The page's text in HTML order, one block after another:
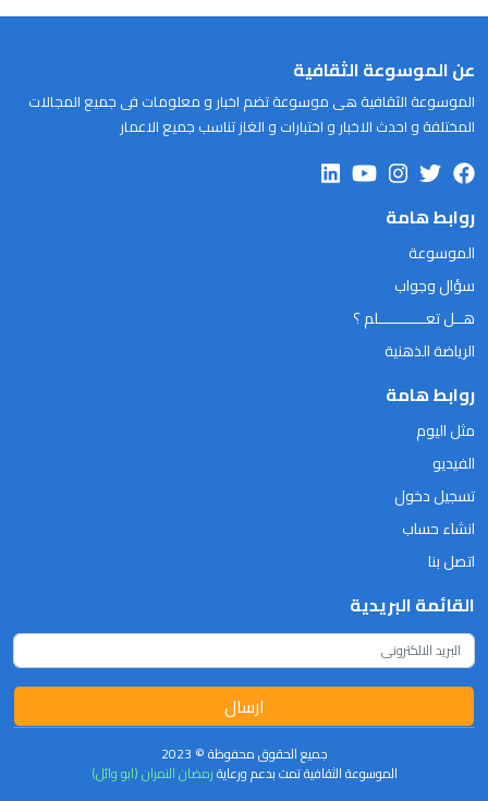
عن الموسوعة الثقافية
الموسوعة الثقافية هى موسوعة تضم اخبار و معلومات فى جميع المجالات
المختلفة و احدث الاخبار و اختبارات و الغاز تناسب جميع الاعمار
روابط هامة
الموسوعة
سؤال وجواب
هــل تعـــــــــــلم ؟
الرياضة الذهنية
روابط هامة
مثل اليوم
الفيديو
تسجيل دخول
انشاء حساب
اتصل بنا
القائمة البريدية
ارسال
جميع الحقوق محفوظة © 2023
الموسوعة الثقافية تمت بدعم ورعايةرمضان النمران (ابو وائل)